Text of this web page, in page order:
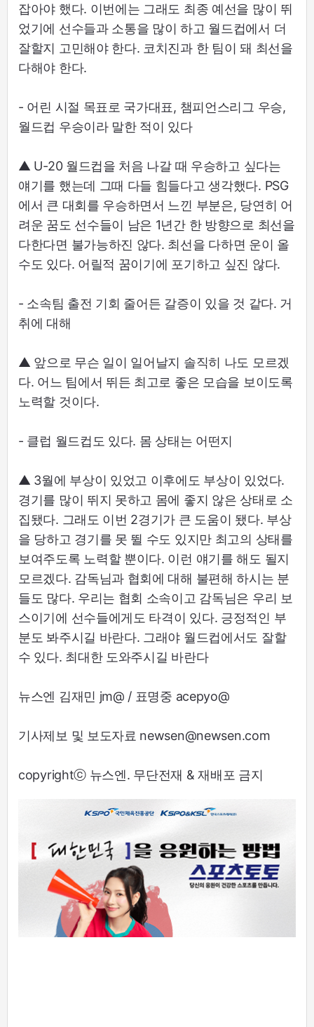
잡아야 했다. 이번에는 그래도 최종 예선을 많이 뛰
었기에 선수들과 소통을 많이 하고 월드컵에서 더
잘할지 고민해야 한다. 코치진과 한 팀이 돼 최선을
다해야 한다.
- 어린 시절 목표로 국가대표, 챔피언스리그 우승,
월드컵 우승이라 말한 적이 있다
▲ U-20 월드컵을 처음 나갈 때 우승하고 싶다는
얘기를 했는데 그때 다들 힘들다고 생각했다. PSG
에서 큰 대회를 우승하면서 느낀 부분은, 당연히 어
려운 꿈도 선수들이 남은 1년간 한 방향으로 최선을
다한다면 불가능하진 않다. 최선을 다하면 운이 올
수도 있다. 어릴적 꿈이기에 포기하고 싶진 않다.
- 소속팀 출전 기회 줄어든 갈증이 있을 것 같다. 거
취에 대해
▲ 앞으로 무슨 일이 일어날지 솔직히 나도 모르겠
다. 어느 팀에서 뛰든 최고로 좋은 모습을 보이도록
노력할 것이다.
- 클럽 월드컵도 있다. 몸 상태는 어떤지
▲ 3월에 부상이 있었고 이후에도 부상이 있었다.
경기를 많이 뛰지 못하고 몸에 좋지 않은 상태로 소
집됐다. 그래도 이번 2경기가 큰 도움이 됐다. 부상
을 당하고 경기를 못 뛸 수도 있지만 최고의 상태를
보여주도록 노력할 뿐이다. 이런 얘기를 해도 될지
모르겠다. 감독님과 협회에 대해 불편해 하시는 분
들도 많다. 우리는 협회 소속이고 감독님은 우리 보
스이기에 선수들에게도 타격이 있다. 긍정적인 부
분도 봐주시길 바란다. 그래야 월드컵에서도 잘할
수 있다. 최대한 도와주시길 바란다
뉴스엔 김재민 jm@ / 표명중 acepyo@
기사제보 및 보도자료 newsen@newsen.com
copyrightⓒ 뉴스엔. 무단전재 & 재배포 금지